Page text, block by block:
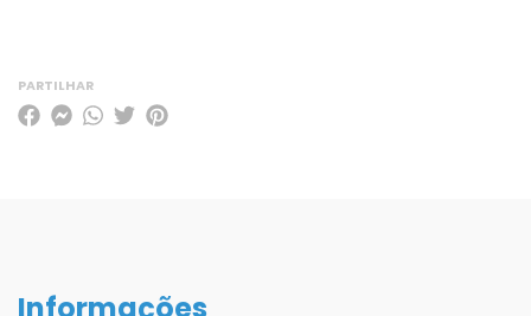
PARTILHAR
Informações